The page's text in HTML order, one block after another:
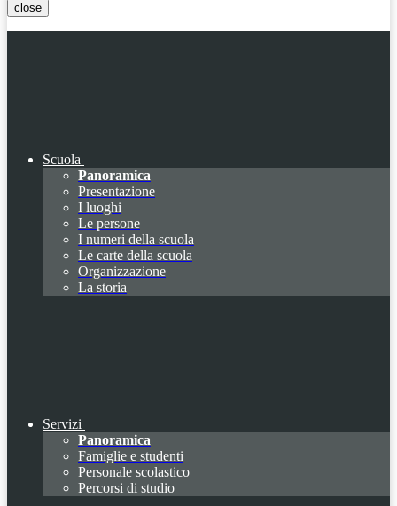
close
Scuola
Panoramica
Presentazione
I luoghi
Le persone
I numeri della scuola
Le carte della scuola
Organizzazione
La storia
Servizi
Panoramica
Famiglie e studenti
Personale scolastico
Percorsi di studio